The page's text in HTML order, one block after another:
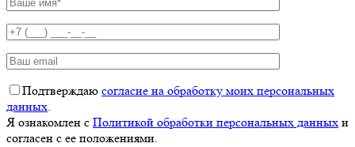
Подтверждаю согласие на обработку моих персональных
данных.
Я ознакомлен с Политикой обработки персональных данных и
согласен с ее положениями.